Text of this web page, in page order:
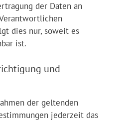
der Daten an
dies nur, soweit es
ist.
und
der geltenden
jederzeit das